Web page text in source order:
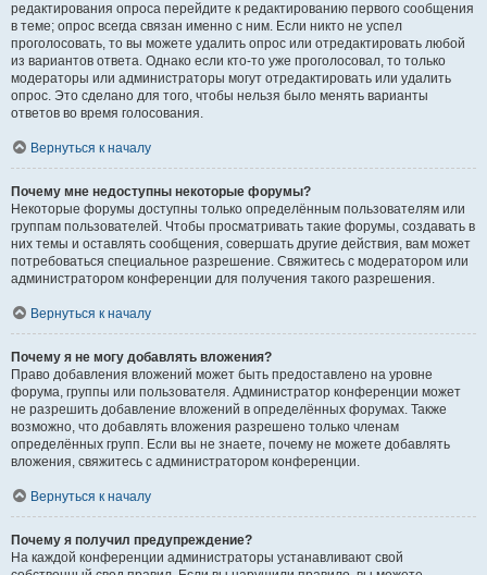
редактирования опроса перейдите к редактированию первого сообщения
в теме; опрос всегда связан именно с ним. Если никто не успел
проголосовать, то вы можете удалить опрос или отредактировать любой
из вариантов ответа. Однако если кто-то уже проголосовал, то только
модераторы или администраторы могут отредактировать или удалить
опрос. Это сделано для того, чтобы нельзя было менять варианты
ответов во время голосования.
Вернуться к началу
Почему мне недоступны некоторые форумы?
Некоторые форумы доступны только определённым пользователям или
группам пользователей. Чтобы просматривать такие форумы, создавать в
них темы и оставлять сообщения, совершать другие действия, вам может
потребоваться специальное разрешение. Свяжитесь с модератором или
администратором конференции для получения такого разрешения.
Вернуться к началу
Почему я не могу добавлять вложения?
Право добавления вложений может быть предоставлено на уровне
форума, группы или пользователя. Администратор конференции может
не разрешить добавление вложений в определённых форумах. Также
возможно, что добавлять вложения разрешено только членам
определённых групп. Если вы не знаете, почему не можете добавлять
вложения, свяжитесь с администратором конференции.
Вернуться к началу
Почему я получил предупреждение?
На каждой конференции администраторы устанавливают свой